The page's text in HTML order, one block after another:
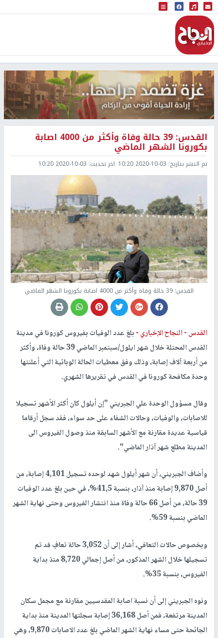
البث المباشر
إذاعة النجاح
القدس: 39 حالة وفاة وأكثر من 4000 اصابة
بكورونا الشهر الماضي
تم النشر بتاريخ: 2020-10-03 10:20 اخر تحديث: 2020-10-03 10:20
القدس: 39 حالة وفاة وأكثر من 4000 اصابة بكورونا الشهر الماضي
القدس -النجاح الإخباري -بلغ عدد الوفيات بفيروس كورونا في مدينة
القدس المحتلة خلال شهر ايلول/سبتمبر الماضي 39 حالة وفاة، وأكثر
من أربعة آلاف إصابة، وذلك وفق معطيات الحالة الوبائية التي أعلنتها
وحدة مكافحة كورونا في القدس في تقريرها الشهري.
وقال مسؤول الوحدة علي الجبريني "إن أيلول كان أكثر الأشهر تسجيلا
للاصابات، والوفيات، وحالات الشفاء على حد سواء، فقد سجل أرقاما
قياسية عديدة مقارنة مع الأشهر السابقة منذ وصول الفيروس الى
المدينة مطلع شهر آذار الماضي".
وأضاف الجبريني، أن شهر أيلول شهد لوحده تسجيل 4,101 إصابة، من
أصل 9,870 إصابة منذ آذار، بنسبة 41,5%، في حين بلغ عدد الوفيات
39 حالة، من أصل 66 حالة وفاة منذ انتشار الفيروس وحتى نهاية الشهر
الماضي بنسبة 59%.
وبخصوص حالات التعافي، أشار إلى أن 3,052 حالة تعافٍ قد تم
تسجيلها خلال الشهر المذكور، من أصل إجمالي 8,720 منذ بداية
الفيروس، بنسبة 35%.
ونوه الجبريني إلى أن نسبة اصابة المقدسيين مقارنة مع مجمل سكان
المدينة مرتفعة، فمن أصل 36,168 إصابة سجلتها المدينة منذ بداية
الجائحة حتى مساء نهاية الشهر الماضي بلغ عدد الاصابات 9,870، وهي